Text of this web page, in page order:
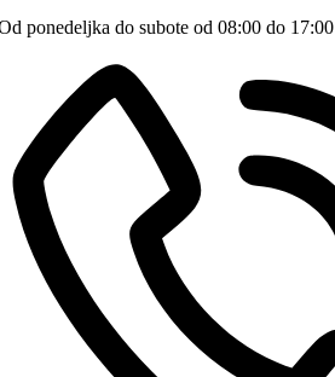
ponedeljka do subote od 08:00 do 17:00